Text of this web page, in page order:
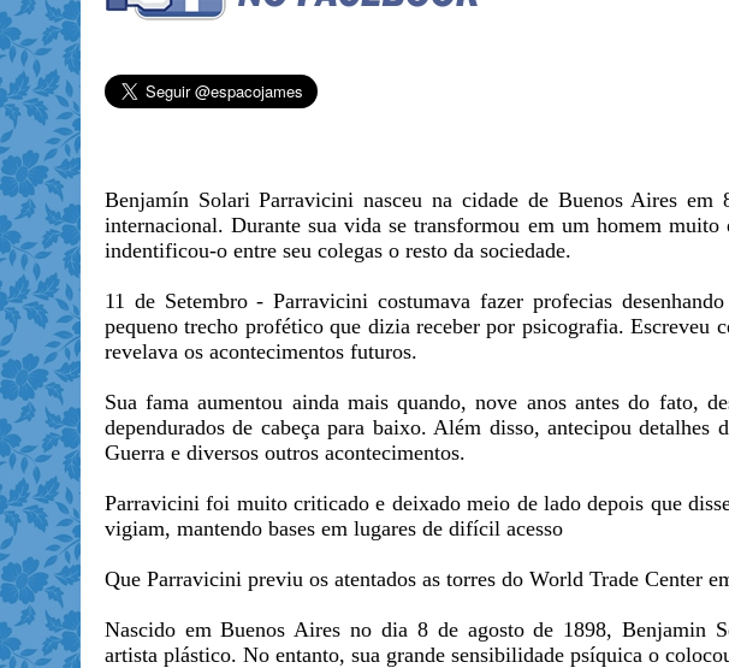
Benjamín Solari Parravicini nasceu na cidade de Buenos Aires
internacional. Durante sua vida se transformou em um homem
indentificou-o entre seu colegas o resto da sociedade.
11 de Setembro - Parravicini costumava fazer profecias
pequeno trecho profético que dizia receber por psicografia. Escreveu
revelava os acontecimentos futuros.
Sua fama aumentou ainda mais quando, nove anos antes do fato,
dependurados de cabeça para baixo. Além disso, antecipou
Guerra e diversos outros acontecimentos.
Parravicini foi muito criticado e deixado meio de lado depois que
vigiam, mantendo bases em lugares de difícil acesso
Que Parravicini previu os atentados as torres do World Trade Center
Nascido em Buenos Aires no dia 8 de agosto de 1898, Benjamin
artista plástico. No entanto, sua grande sensibilidade psíquica o